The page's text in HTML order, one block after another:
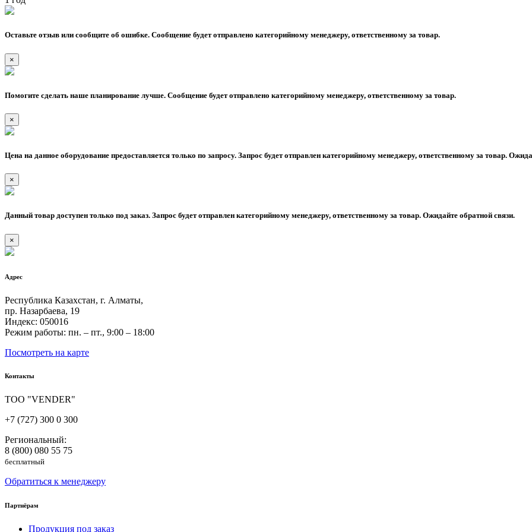
Оставьте отзыв или сообщите об ошибке. Сообщение будет отправлено категорийному менеджеру, ответственному за товар.
×
Помогите сделать наше планирование лучше. Сообщение будет отправлено категорийному менеджеру, ответственному за товар.
×
Цена на данное оборудование предоставляется только по запросу. Запрос будет отправлен категорийному менеджеру, ответственному за товар.
×
Данный товар доступен только под заказ. Запрос будет отправлен категорийному менеджеру, ответственному за товар. Ожидайте обратной связи.
×
Адрес
Республика Казахстан, г. Алматы,
пр. Назарбаева, 19
Индекс: 050016
Режим работы: пн. – пт., 9:00 – 18:00
Посмотреть на карте
Контакты
ТОО "VENDER"
+7 (727) 300 0 300
Региональный:
8 (800) 080 55 75
бесплатный
Обратиться к менеджеру
Партнёрам
Продукция под заказ